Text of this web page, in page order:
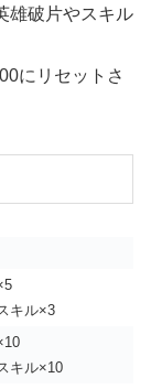
雄破片やスキル
にリセットさ
キル×3
キル×10